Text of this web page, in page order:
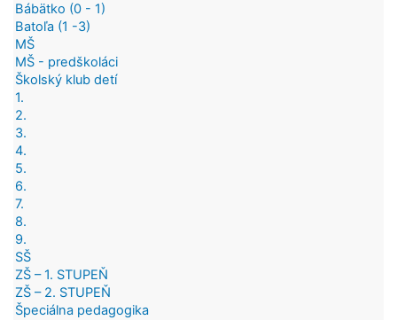
Bábätko (0 - 1)
Batoľa (1 -3)
MŠ
MŠ - predškoláci
Školský klub detí
1.
2.
3.
4.
5.
6.
7.
8.
9.
SŠ
ZŠ – 1. STUPEŇ
ZŠ – 2. STUPEŇ
Špeciálna pedagogika